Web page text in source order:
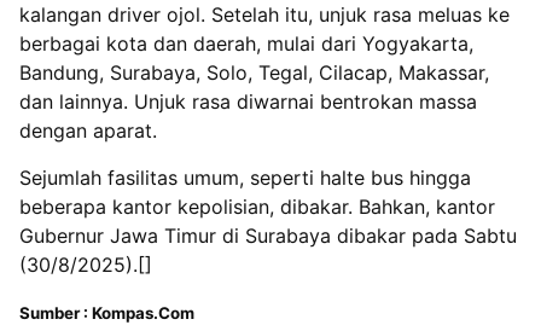
kalangan driver ojol. Setelah itu, unjuk rasa meluas ke
berbagai kota dan daerah, mulai dari Yogyakarta,
Bandung, Surabaya, Solo, Tegal, Cilacap, Makassar,
dan lainnya. Unjuk rasa diwarnai bentrokan massa
dengan aparat.
Sejumlah fasilitas umum, seperti halte bus hingga
beberapa kantor kepolisian, dibakar. Bahkan, kantor
Gubernur Jawa Timur di Surabaya dibakar pada Sabtu
(30/8/2025).[]
Sumber : Kompas.Com